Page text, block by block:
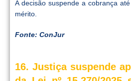
A decisão suspende a cobrança
mérito.
Fonte: ConJur
16. Justiça suspende